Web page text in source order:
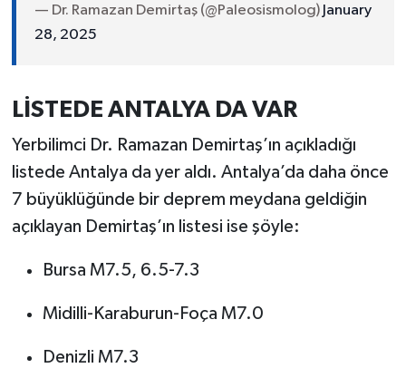
— Dr. Ramazan Demirtaş (@Paleosismolog) January
28, 2025
LİSTEDE ANTALYA DA VAR
Yerbilimci Dr. Ramazan Demirtaş’ın açıkladığı
listede Antalya da yer aldı. Antalya’da daha önce
7 büyüklüğünde bir deprem meydana geldiğin
açıklayan Demirtaş’ın listesi ise şöyle:
Bursa M7.5, 6.5-7.3
Midilli-Karaburun-Foça M7.0
Denizli M7.3